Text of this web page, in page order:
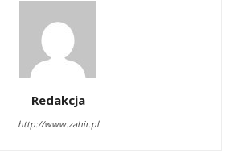
Redakcja
http://www.zahir.pl